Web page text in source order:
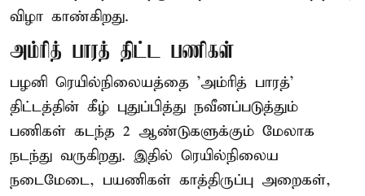
விழா காண்கிறது.
அம்ரித் பாரத் திட்ட பணிகள்
பழனி ரெயில்நிலையத்தை 'அம்ரித் பாரத்'
திட்டத்தின் கீழ் புதுப்பித்து நவீனப்படுத்தும்
பணிகள் கடந்த 2 ஆண்டுகளுக்கும் மேலாக
நடந்து வருகிறது. இதில் ரெயில்நிலைய
நடைமேடை, பயணிகள் காத்திருப்பு அறைகள்,